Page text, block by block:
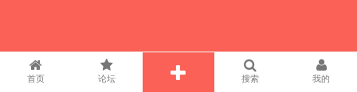
首页 论坛 搜索 我的